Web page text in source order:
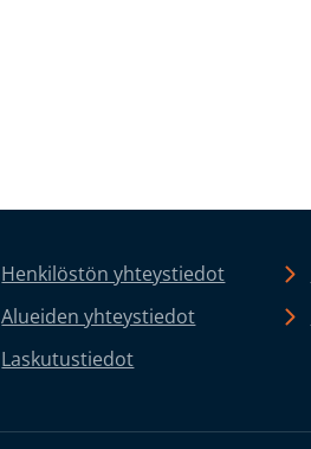
Henkilöstön yhteystiedot
Alueiden yhteystiedot
Laskutustiedot